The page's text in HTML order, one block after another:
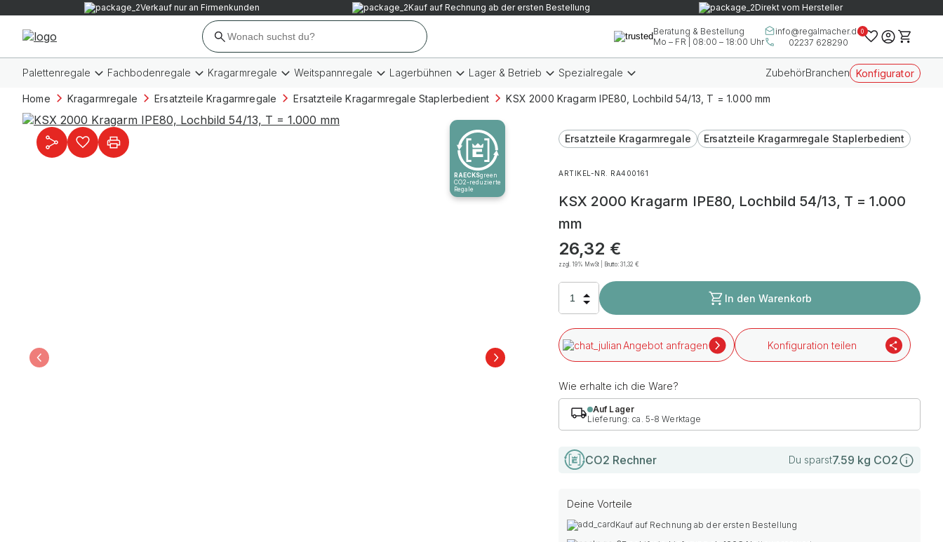
Verkauf nur an Firmenkunden Kauf auf Rechnung ab der ersten Bestellung Direkt vom Hersteller
Beratung & Bestellung
Mo – FR | 08:00 – 18:00 Uhr
info@regalmacher.de
02237 628290
0
Palettenregale Fachbodenregale Kragarmregale Weitspannregale Lagerbühnen Lager & Betrieb Spezialregale ZubehörBranchen Konfigurator
Home Kragarmregale Ersatzteile Kragarmregale Ersatzteile Kragarmregale Staplerbedient KSX 2000 Kragarm IPE80, Lochbild 54/13, T = 1.000 mm
RAECKSgreen
CO2-reduzierte
Regale
Ersatzteile Kragarmregale Ersatzteile Kragarmregale Staplerbedient
ARTIKEL-NR. RA400161
KSX 2000 Kragarm IPE80, Lochbild 54/13, T = 1.000
mm
26,32 €
zzgl. 19% MwSt | Brutto:31,32€
In den Warenkorb
Angebot anfragen Konfiguration teilen
Wie erhalte ich die Ware?
Auf Lager
Lieferung: ca. 5-8 Werktage
CO2 Rechner Du sparst7.59 kg CO2
Deine Vorteile
Kauf auf Rechnung ab der ersten Bestellung